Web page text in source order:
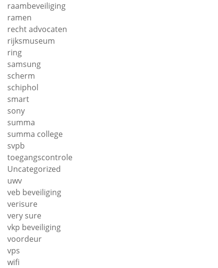
raambeveiliging
ramen
recht advocaten
rijksmuseum
ring
samsung
scherm
schiphol
smart
sony
summa
summa college
svpb
toegangscontrole
Uncategorized
uwv
veb beveiliging
verisure
very sure
vkp beveiliging
voordeur
vps
wifi